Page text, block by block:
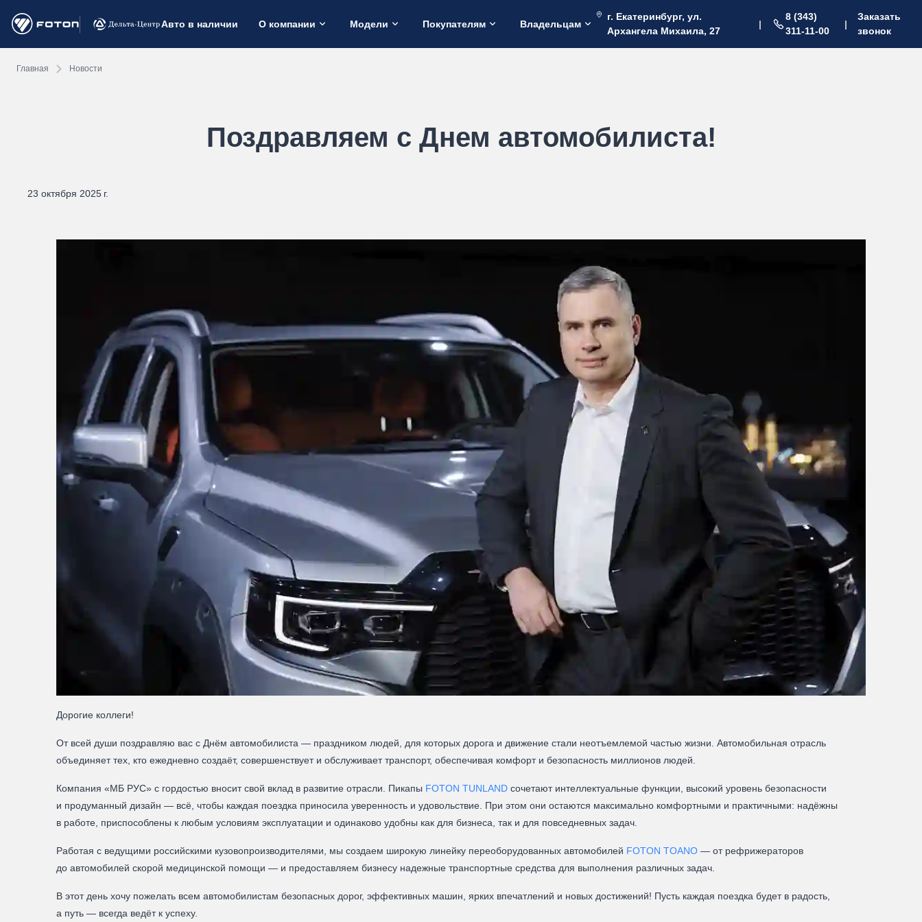
Авто в наличии О компании Модели Покупателям Владельцам
г. Екатеринбург, ул.
Архангела Михаила, 27
|
8 (343)
311-11-00
|
Заказать
звонок
Главная Новости
Поздравляем с Днем автомобилиста!
23 октября 2025 г.
Дорогие коллеги!
От всей души поздравляю вас с Днём автомобилиста — праздником людей, для которых дорога и движение стали неотъемлемой частью жизни. Автомобильная отрасль
объединяет тех, кто ежедневно создаёт, совершенствует и обслуживает транспорт, обеспечивая комфорт и безопасность миллионов людей.
Компания «МБ РУС» с гордостью вносит свой вклад в развитие отрасли. Пикапы FOTON TUNLAND сочетают интеллектуальные функции, высокий уровень безопасности
и продуманный дизайн — всё, чтобы каждая поездка приносила уверенность и удовольствие. При этом они остаются максимально комфортными и практичными: надёжны
в работе, приспособлены к любым условиям эксплуатации и одинаково удобны как для бизнеса, так и для повседневных задач.
Работая с ведущими российскими кузовопроизводителями, мы создаем широкую линейку переоборудованных автомобилей FOTON TOANO — от рефрижераторов
до автомобилей скорой медицинской помощи — и предоставляем бизнесу надежные транспортные средства для выполнения различных задач.
В этот день хочу пожелать всем автомобилистам безопасных дорог, эффективных машин, ярких впечатлений и новых достижений! Пусть каждая поездка будет в радость,
а путь — всегда ведёт к успеху.